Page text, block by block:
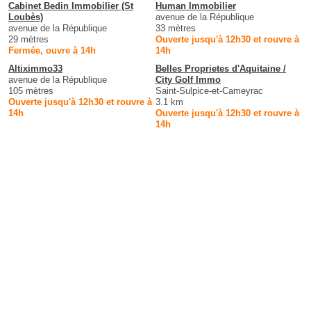
Cabinet Bedin Immobilier (St
Loubès)
avenue de la République
29 mètres
Fermée, ouvre à 14h
Human Immobilier
avenue de la République
33 mètres
Ouverte jusqu'à 12h30 et rouvre à
14h
Altiximmo33
avenue de la République
105 mètres
Ouverte jusqu'à 12h30 et rouvre à
14h
Belles Proprietes d'Aquitaine /
City Golf Immo
Saint-Sulpice-et-Cameyrac
3.1 km
Ouverte jusqu'à 12h30 et rouvre à
14h